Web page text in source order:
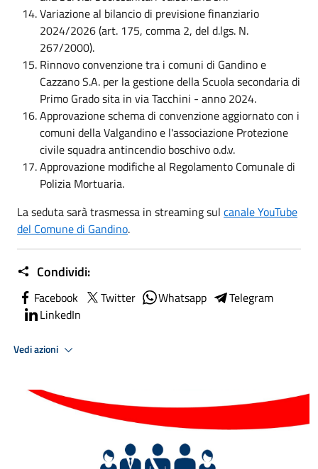
Variazione al bilancio di previsione finanziario
2024/2026 (art. 175, comma 2, del d.lgs. N.
267/2000).
Rinnovo convenzione tra i comuni di Gandino e
Cazzano S.A. per la gestione della Scuola secondaria di
Primo Grado sita in via Tacchini - anno 2024.
Approvazione schema di convenzione aggiornato con i
comuni della Valgandino e l'associazione Protezione
civile squadra antincendio boschivo o.d.v.
Approvazione modifiche al Regolamento Comunale di
Polizia Mortuaria.
La seduta sarà trasmessa in streaming sul canale YouTube
del Comune di Gandino.
Condividi:
Facebook Twitter Whatsapp
Telegram
LinkedIn
Vedi azioni